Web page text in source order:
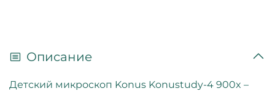
Описание
Детский микроскоп Konus Konustudy-4 900x –